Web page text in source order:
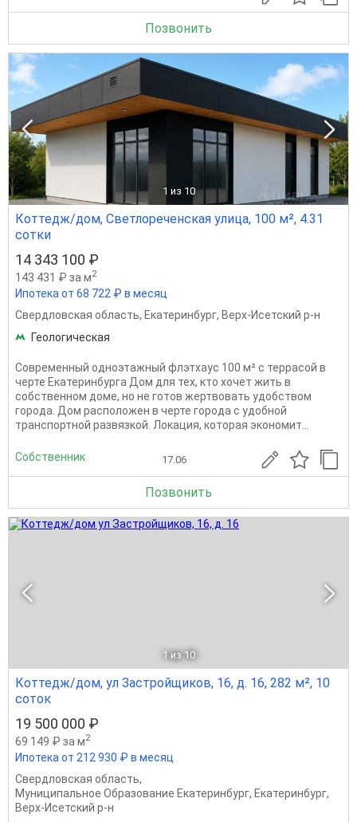
Позвонить
1 из 10
Коттедж/дом, Светлореченская улица, 100 м², 4.31
сотки
14 343 100 ₽
143 431 ₽ за м2
Ипотека от 68 722 ₽ в месяц
Свердловская область, Екатеринбург, Верх-Исетский р-н
Геологическая
Современный одноэтажный флэтхаус 100 м² с террасой в
черте Екатеринбурга Дом для тех, кто хочет жить в
собственном доме, но не готов жертвовать удобством
города. Дом расположен в черте города с удобной
транспортной развязкой. Локация, которая экономит...
Собственник 17.06
Позвонить
1 из 10
Коттедж/дом, ул Застройщиков, 16, д. 16, 282 м², 10
соток
19 500 000 ₽
69 149 ₽ за м2
Ипотека от 212 930 ₽ в месяц
Свердловская область,
Муниципальное Образование Екатеринбург, Екатеринбург,
Верх-Исетский р-н